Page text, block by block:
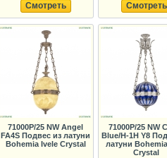
Смотреть Смотреть
71000P/25 NW Angel
FA4S Подвес из латуни
Bohemia Ivele Crystal
71000P/25 NW
Blue/H-1H Y8
латуни
Crystal